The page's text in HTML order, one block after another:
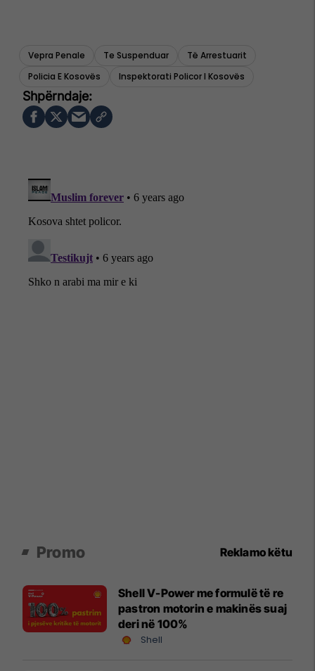
Vepra Penale Te Suspenduar
Të Arrestuarit
Policia E Kosovës
Inspektorati Policor I Kosovës
Promo Reklamo këtu
Shell V-Power me formulë të re
pastron motorin e makinës suaj
deri në 100%
Shell